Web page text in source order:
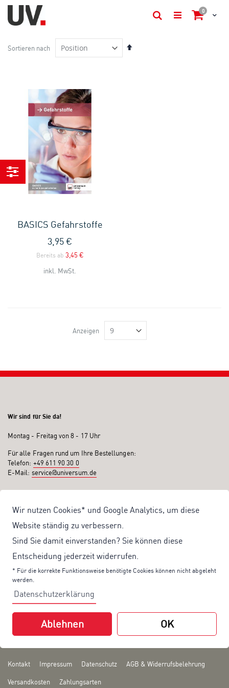
Wir nutzen Cookies* und Google Analytics, um diese
Website ständig zu verbessern.
Sind Sie damit einverstanden? Sie können diese
Entscheidung jederzeit widerrufen.
* Für die korrekte Funktionsweise benötigte Cookies können nicht abgeleht
werden.
Datenschutzerklärung
Ablehnen OK
Cart
0Artikel
Suche
Sortieren nach
In
BASICS Gefahrstoffe
3,95 €
Bereits ab 3,45 €
inkl. MwSt.
Anzeigen
Einkaufen
Wir sind für Sie da!
Montag - Freitag von 8 - 17 Uhr
Für alle Fragen rund um Ihre Bestellungen:
Telefon: +49 611 90 30 0
E-Mail: service@universum.de
Kostenloser Versand ab 50€ Bestellwert
Sicher Einkaufen: Rechnung, PayPal
Produktentwicklung von eigener Fachredaktion
Sonderaktionen & Preisvorteile
Aktuelle News zu unseren Shop-Angeboten
Mit unserem Newsletter UV-Report informieren wir Sie regelmäßig über
aktuelle Angebote und neue Produkte:
geht es zu unserem Newsletter.
Kontakt Impressum Datenschutz AGB & Widerrufsbelehrung
Versandkosten Zahlungsarten